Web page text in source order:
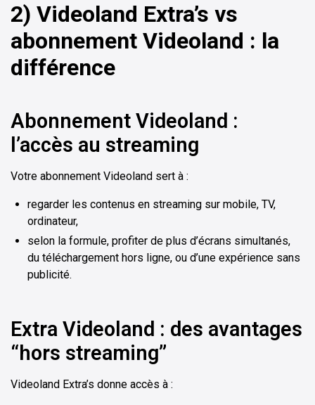
2) Videoland Extra’s vs
abonnement Videoland : la
différence
Abonnement Videoland :
l’accès au streaming
Votre abonnement Videoland sert à :
regarder les contenus en streaming sur mobile, TV,
ordinateur,
selon la formule, profiter de plus d’écrans simultanés,
du téléchargement hors ligne, ou d’une expérience sans
publicité.
Extra Videoland : des avantages
“hors streaming”
Videoland Extra’s donne accès à :